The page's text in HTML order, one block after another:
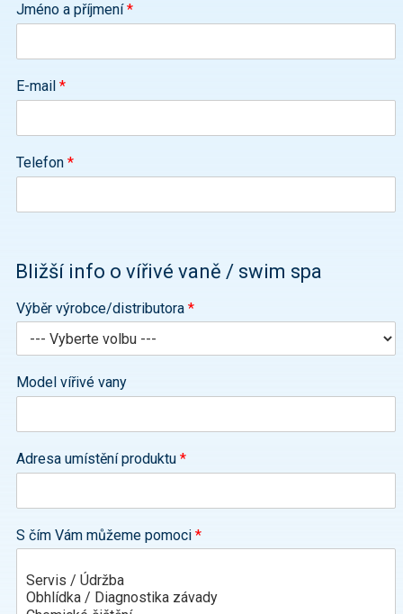
Jméno a příjmení*
E-mail *
Telefon *
Bližší info o vířivé vaně / swim spa
Výběr výrobce/distributora *
Model vířivé vany
Adresa umístění produktu *
S čím Vám můžeme pomoci *